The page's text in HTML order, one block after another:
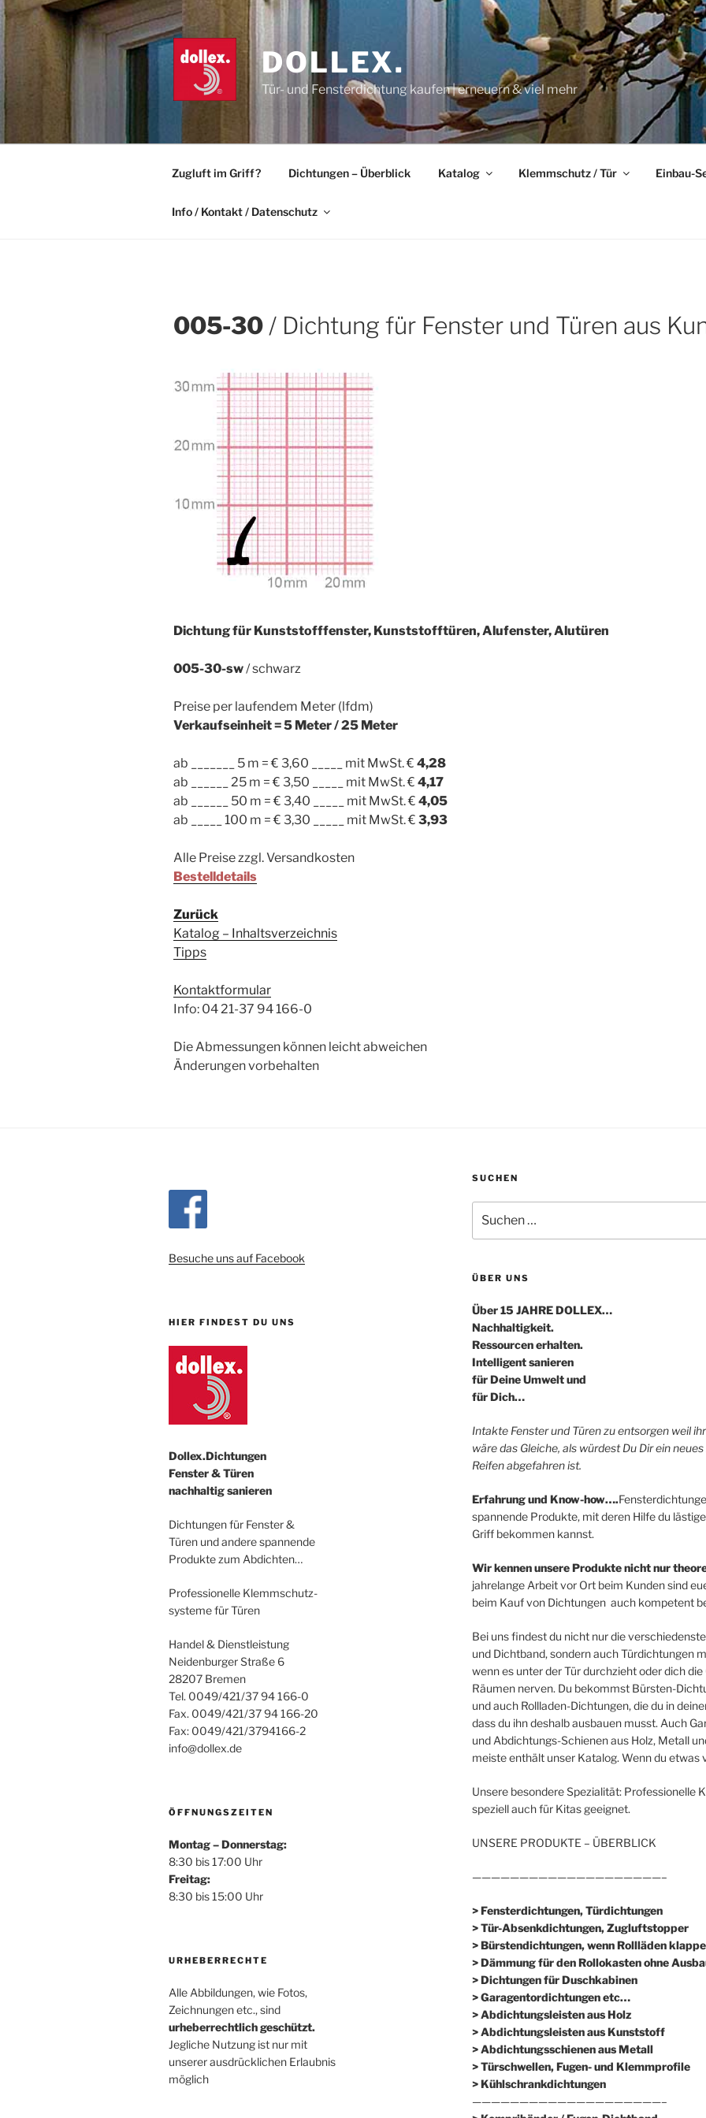
Zum
Inhalt
springen
DOLLEX.
Tür- und Fensterdichtung kaufen | erneuern & viel mehr
Zugluft im Griff? Dichtungen – Überblick Katalog Klemmschutz / Tür Einbau-
Info / Kontakt / Datenschutz
005-30 / Dichtung für Fenster und Türen aus
Dichtung für Kunststofffenster, Kunststofftüren, Alufenster, Alutüren
005-30-sw/ schwarz
Preise per laufendem Meter (lfdm)
Verkaufseinheit = 5 Meter / 25 Meter
ab _______ 5 m = € 3,60 _____ mit MwSt. € 4,28
ab ______ 25 m = € 3,50 _____ mit MwSt. € 4,17
ab ______ 50 m = € 3,40 _____ mit MwSt. € 4,05
ab _____ 100 m = € 3,30 _____ mit MwSt. € 3,93
Alle Preise zzgl. Versandkosten
Bestelldetails
Zurück
Katalog – Inhaltsverzeichnis
Tipps
Kontaktformular
Info: 04 21-37 94 166-0
Die Abmessungen können leicht abweichen
Änderungen vorbehalten
Besuche uns auf Facebook
HIER FINDEST DU UNS
Dollex.Dichtungen
Fenster & Türen
nachhaltig sanieren
Dichtungen für Fenster &
Türen und andere spannende
Produkte zum Abdichten…
Professionelle Klemmschutz-
systeme für Türen
Handel & Dienstleistung
Neidenburger Straße 6
28207 Bremen
Tel. 0049/421/37 94 166-0
Fax. 0049/421/37 94 166-20
Fax: 0049/421/3794166-2
info@dollex.de
ÖFFNUNGSZEITEN
Montag – Donnerstag:
8:30 bis 17:00 Uhr
Freitag:
8:30 bis 15:00 Uhr
URHEBERRECHTE
Alle Abbildungen, wie Fotos,
Zeichnungen etc., sind
urheberrechtlich geschützt.
Jegliche Nutzung ist nur mit
unserer ausdrücklichen Erlaubnis
möglich
SUCHEN
nach:
ÜBER UNS
Über 15 JAHRE DOLLEX…
Nachhaltigkeit.
Ressourcen erhalten.
Intelligent sanieren
für Deine Umwelt und
für Dich…
Intakte Fenster und Türen zu entsorgen weil
wäre das Gleiche, als würdest Du Dir ein
Reifen abgefahren ist.
Erfahrung und Know-how….
spannende Produkte, mit deren Hilfe du
Griff bekommen kannst.
Wir kennen unsere Produkte nicht nur
jahrelange Arbeit vor Ort beim Kunden sind
beim Kauf von Dichtungen auch kompetent
Bei uns findest du nicht nur die
und Dichtband, sondern auch Türdichtungen
wenn es unter der Tür durchzieht oder dich
Räumen nerven. Du bekommst Bürsten-
und auch Rollladen-Dichtungen, die du in
dass du ihn deshalb ausbauen musst. Auch
und Abdichtungs-Schienen aus Holz, Metall
meiste enthält unser Katalog. Wenn du etwas
Unsere besondere Spezialität: Professionelle
speziell auch für Kitas geeignet.
UNSERE PRODUKTE – ÜBERBLICK
————————————————————–
> Fensterdichtungen, Türdichtungen
> Tür-Absenkdichtungen, Zugluftstopper
> Bürstendichtungen, wenn Rollläden
> Dämmung für den Rollokasten ohne
> Dichtungen für Duschkabinen
> Garagentordichtungen etc…
> Abdichtungsleisten aus Holz
> Abdichtungsleisten aus Kunststoff
> Abdichtungsschienen aus Metall
> Türschwellen, Fugen- und Klemmprofile
> Kühlschrankdichtungen
————————————————————–